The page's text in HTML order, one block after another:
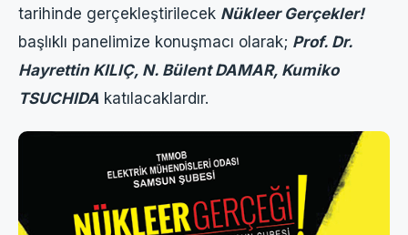
tarihinde gerçekleştirilecek Nükleer Gerçekler!
başlıklı panelimize konuşmacı olarak; Prof. Dr.
Hayrettin KILIÇ, N. Bülent DAMAR, Kumiko
TSUCHIDA katılacaklardır.